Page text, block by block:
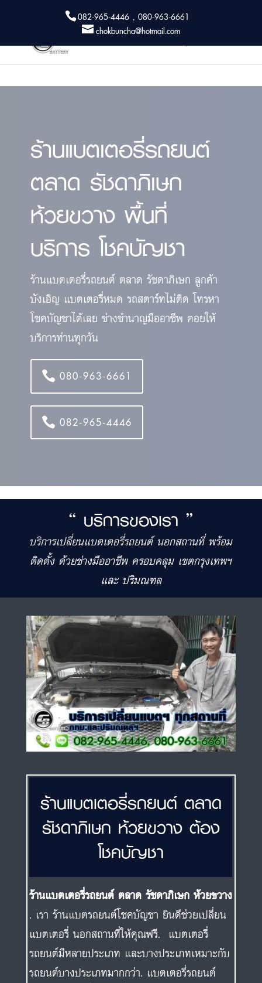
082-965-4446 , 080-963-6661
chokbuncha@hotmail.com
ร้านแบตเตอรี่รถยนต์
ตลาด รัชดาภิเษก
ห้วยขวาง พื้นที่
บริการ โชคบัญชา
ร้านแบตเตอรี่รถยนต์ ตลาด รัชดาภิเษก ลูกค้า
บังเอิญ แบตเตอรี่หมด รถสตาร์ทไม่ติด โทรหา
โชคบัญชาได้เลย ช่างชำนาญมืออาชีพ คอยให้
บริการท่านทุกวัน
080-963-6661
082-965-4446
“ บริการของเรา ”
บริการเปลี่ยนแบตเตอรี่รถยนต์ นอกสถานที่ พร้อม
ติดตั้ง ด้วยช่างมืออาชีพ ครอบคลุม เขตกรุงเทพฯ
และ ปริมณฑล
ร้านแบตเตอรี่รถยนต์ ตลาด
รัชดาภิเษก ห้วยขวาง ต้อง
โชคบัญชา
ร้านแบตเตอรี่รถยนต์ ตลาด รัชดาภิเษก ห้วยขวาง
. เรา ร้านแบตรถยนต์โชคบัญชา ยินดีช่วยเปลี่ยน
แบตเตอรี่ นอกสถานที่ให้คุณฟรี. แบตเตอรี่
รถยนต์มีหลายประเภท และบางประเภทเหมาะกับ
รถยนต์บางประเภทมากกว่า. แบตเตอรี่รถยนต์